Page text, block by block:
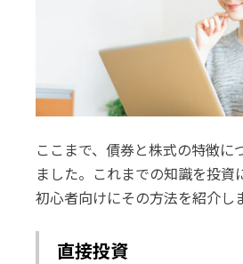
ここまで、債券と株式の特徴に
ました。これまでの知識を投資
初心者向けにその方法を紹介し
直接投資